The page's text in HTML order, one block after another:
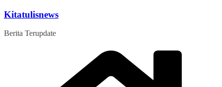
Skip
content
Kitatulisnews
Berita Terupdate